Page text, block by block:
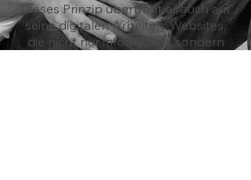
Dieses Prinzip überträgt er auch auf
seine digitalen Arbeiten: Websites,
die nicht nur informieren, sondern